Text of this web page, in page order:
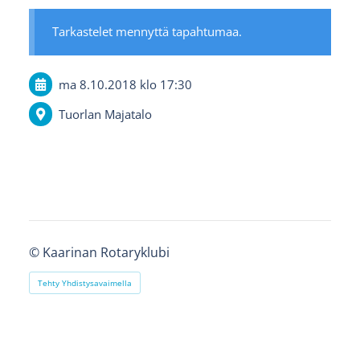
Tarkastelet mennyttä tapahtumaa.
ma 8.10.2018 klo 17:30
Tuorlan Majatalo
© Kaarinan Rotaryklubi
Tehty Yhdistysavaimella